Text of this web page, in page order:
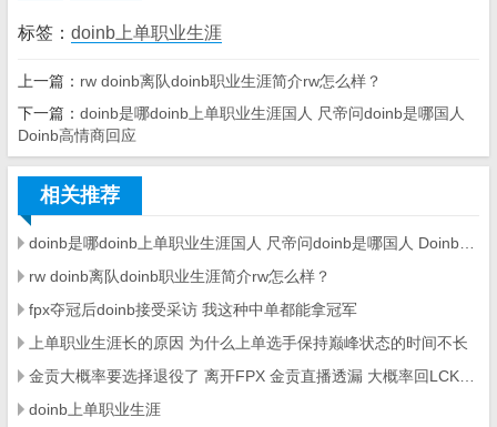
标签： doinb上单职业生涯
上一篇： rw doinb离队doinb职业生涯简介rw怎么样？
下一篇： doinb是哪doinb上单职业生涯国人 尺帝问doinb是哪国人
Doinb高情商回应
相关推荐
rw doinb离队doinb职业生涯简介rw怎么样？
fpx夺冠后doinb接受采访 我这种中单都能拿冠军
上单职业生涯长的原因 为什么上单选手保持巅峰状态的时间不长
doinb上单职业生涯